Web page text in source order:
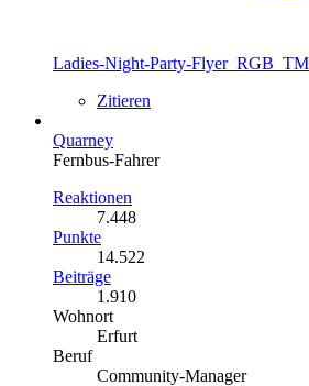
Ladies-Night-Party-
Zitieren
Quarney
Fernbus-Fahrer
Reaktionen
7.448
Punkte
14.522
Beiträge
1.910
Wohnort
Erfurt
Beruf
Community-Manager